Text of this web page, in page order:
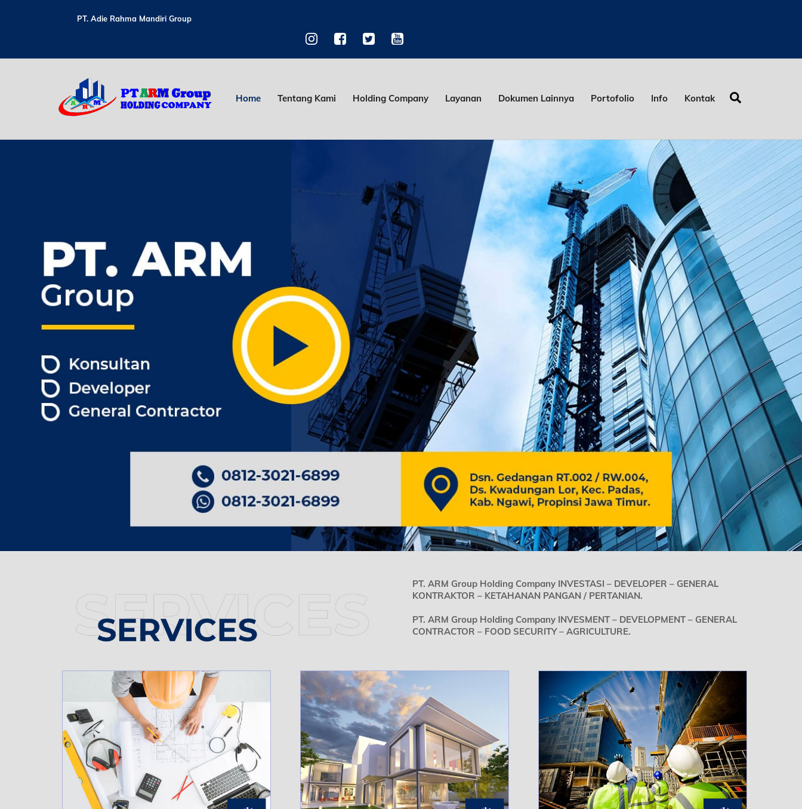
PT. Adie Rahma Mandiri Group
Home Tentang Kami Holding Company Layanan Dokumen Lainnya Portofolio Info Kontak
PT. ARM Group Holding Company INVESTASI – DEVELOPER – GENERAL
KONTRAKTOR – KETAHANAN PANGAN / PERTANIAN.
PT. ARM Group Holding Company INVESMENT – DEVELOPMENT – GENERAL
CONTRACTOR – FOOD SECURITY – AGRICULTURE.